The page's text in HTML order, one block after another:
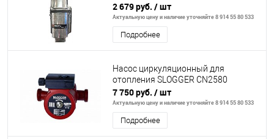
2 679 руб. / шт
Актуальную цену и наличие уточняйте 8 914 55 80 533
Подробнее
Насос циркуляционный для
отопления SLOGGER CN2580
7 750 руб. / шт
Актуальную цену и наличие уточняйте 8 914 55 80 533
Подробнее